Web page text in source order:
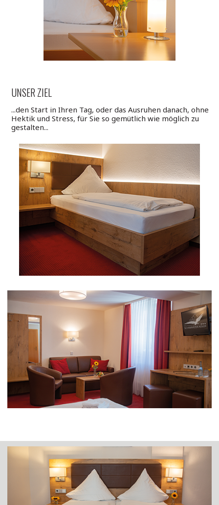
UNSER ZIEL
...den Start in Ihren Tag, oder das Ausruhen danach, ohne
Hektik und Stress, für Sie so gemütlich wie möglich zu
gestalten...